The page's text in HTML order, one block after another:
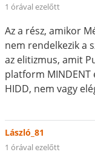
1 órával ezelőtt
Az a rész, amikor
nem rendelkezik a
az elitizmus, amit
platform MINDENT
HIDD, nem vagy
László_81
1 órával ezelőtt